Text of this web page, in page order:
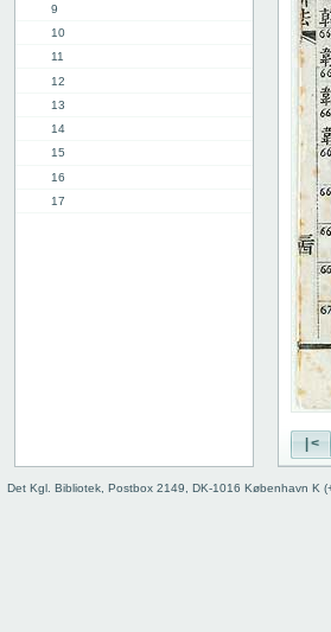
9
10
11
12
13
14
15
16
17
28
29
|<
Det Kgl. Bibliotek, Postbox 2149, DK-1016 København K